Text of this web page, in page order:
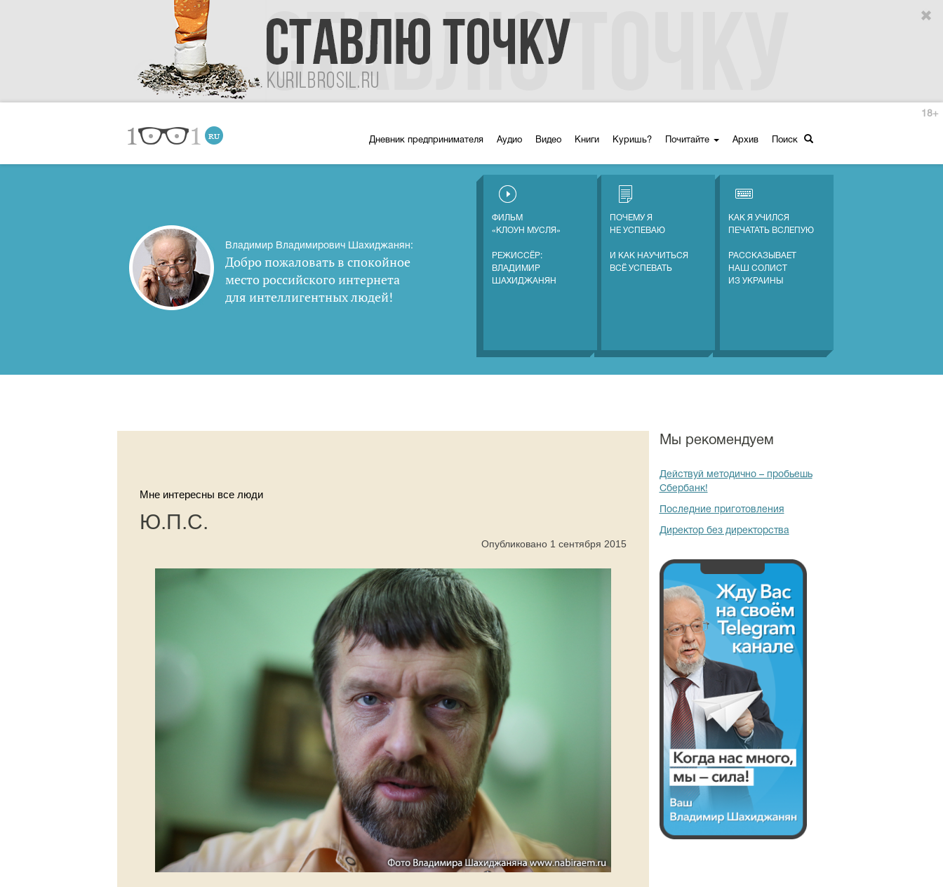
Дневник предпринимателя Аудио Видео Книги Куришь? Почитайте Архив Поиск
18+
Владимир Владимирович Шахиджанян:
Добро пожаловать в спокойное
место российского интернета
для интеллигентных людей!
ФИЛЬМ
«КЛОУН МУСЛЯ»
РЕЖИССЁР:
ВЛАДИМИР
ШАХИДЖАНЯН
ПОЧЕМУ Я
НЕ УСПЕВАЮ
И КАК НАУЧИТЬСЯ
ВСЁ УСПЕВАТЬ
КАК Я УЧИЛСЯ
ПЕЧАТАТЬ ВСЛЕПУЮ
РАССКАЗЫВАЕТ
НАШ СОЛИСТ
ИЗ УКРАИНЫ
Мне интересны все люди
Ю.П.С.
Опубликовано 1 сентября 2015
Мы рекомендуем
Действуй методично – пробьешь
Сбербанк!
Последние приготовления
Директор без директорства